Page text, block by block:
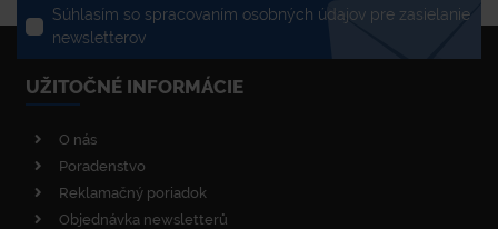
Súhlasím so spracovaním osobných údajov pre zasielanie
newsletterov
UŽITOČNÉ INFORMÁCIE
O nás
Poradenstvo
Reklamačný poriadok
Objednávka newsletterů